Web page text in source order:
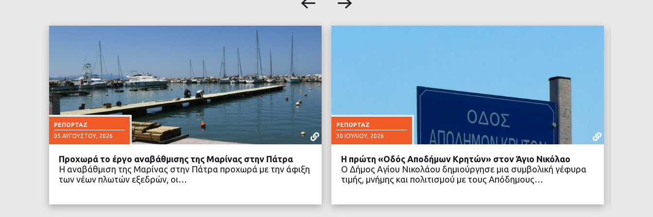
ΡΕΠΟΡΤΆΖ
05 ΑΥΓΟΎΣΤΟΥ, 2026
ΔΙΑΒΑΣΤΕ ΠΕΡΙΣΣΟΤΕΡΑ
Προχωρά το έργο αναβάθμισης της Μαρίνας στην Πάτρα
Η αναβάθμιση της Μαρίνας στην Πάτρα προχωρά με την άφιξη
των νέων πλωτών εξεδρών, οι…
ΡΕΠΟΡΤΆΖ
30 ΙΟΥΛΊΟΥ, 2026
ΔΙΑΒΑΣΤΕ ΠΕΡΙΣΣΟΤΕΡΑ
Η πρώτη «Οδός Αποδήμων Κρητών» στον Άγιο Νικόλαο
Ο Δήμος Αγίου Νικολάου δημιούργησε μια συμβολική γέφυρα
τιμής, μνήμης και πολιτισμού με τους Απόδημους…